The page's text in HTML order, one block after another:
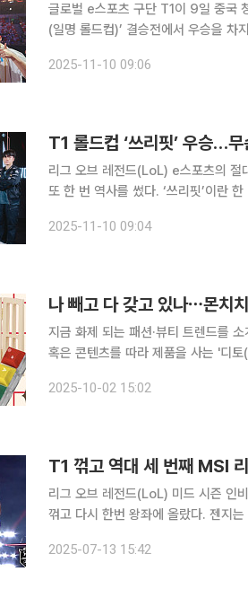
글로벌 e스포츠 구단 T1이 9일 중국
(일명 롤드컵)’ 결승전에서 우승을 차
좌의 지위를 공고히 했다는 점에서 의
2025-11-10 09:06
T1 롤드컵 ‘쓰리핏’ 우승…
리그 오브 레전드(LoL) e스포츠의
또 한 번 역사를 썼다. ‘쓰리핏’이란
2025-11-10 09:04
나 빼고 다 갖고 있나⋯몬치
지금 화제 되는 패션·뷰티 트렌드를
혹은 콘텐츠를 따라 제품을 사는 '디
최근 사회관계망서비스(SNS), 커뮤
2025-10-02 15:02
T1 꺾고 역대 세 번째 MSI
리그 오브 레전드(LoL) 미드 시즌 인
꺾고 다시 한번 왕좌에 올랐다. 젠지는 13일 캐나다 밴쿠버 퍼시픽 콜로세움에서 열린 2025 MSI
성공했다. 앞서 젠지와 T1은 브래킷
2025-07-13 15:42